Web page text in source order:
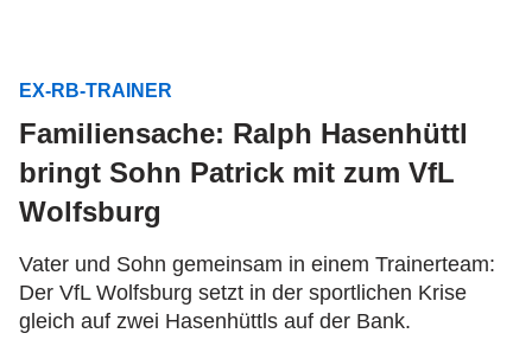
EX-RB-TRAINER
Familiensache: Ralph Hasenhüttl
bringt Sohn Patrick mit zum VfL
Wolfsburg
Vater und Sohn gemeinsam in einem Trainerteam:
Der VfL Wolfsburg setzt in der sportlichen Krise
gleich auf zwei Hasenhüttls auf der Bank.